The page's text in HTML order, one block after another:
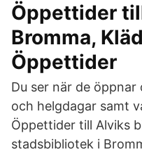
Öppettider
Bromma,
Öppettider
Du ser när de
och helgdagar samt
Öppettider till Alviks
stadsbibliotek i